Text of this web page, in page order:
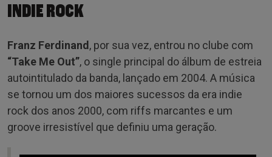
INDIE ROCK
Franz Ferdinand, por sua vez, entrou no clube com
“Take Me Out”, o single principal do álbum de estreia
autointitulado da banda, lançado em 2004. A música
se tornou um dos maiores sucessos da era indie
rock dos anos 2000, com riffs marcantes e um
groove irresistível que definiu uma geração.